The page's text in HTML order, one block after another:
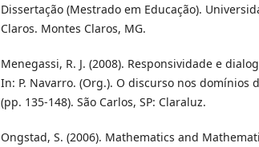
Dissertação (Mestrado em Educação).
Claros. Montes Claros, MG.
Menegassi, R. J. (2008). Responsividade e
In: P. Navarro. (Org.). O discurso nos domínios
(pp. 135-148). São Carlos, SP: Claraluz.
Ongstad, S. (2006). Mathematics and